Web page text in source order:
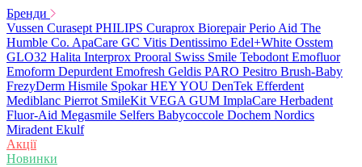
Бренди
Vussen Curasept PHILIPS Curaprox Biorepair Perio Aid The
Humble Co. ApaCare GC Vitis Dentissimo Edel+White Osstem
GLO32 Halita Interprox Prooral Swiss Smile Tebodont Emofluor
Emoform Depurdent Emofresh Geldis PARO Pesitro Brush-Baby
FrezyDerm Hismile Spokar HEY YOU DenTek Efferdent
Mediblanc Pierrot SmileKit VEGAGUM ImplaCare Herbadent
Fluor-Aid Megasmile Selfers Babycoccole Dochem Nordics
Miradent Ekulf
Акції
Новинки